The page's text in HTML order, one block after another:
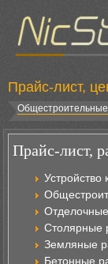
Прайс-лист,
Прайс-лист,
Устройство
Столярные
Земляные
Бетонные